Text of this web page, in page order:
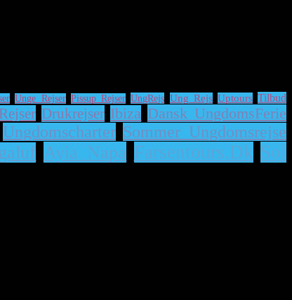
Unge Rejser Pissup Rejser UngRejs Ung Rejs Uptours Tilbud
Drukrejser Ibiza Dansk UngdomsFerie
Ungdomscharter Sommer Ungdomsrejse
Ayia Napa Farsentours.dk Sol